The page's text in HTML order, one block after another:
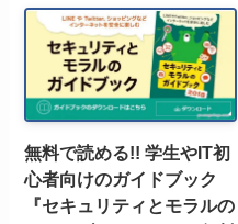
無料で読める!! 学生やIT初
心者向けのガイドブック
『セキュリティとモラルの